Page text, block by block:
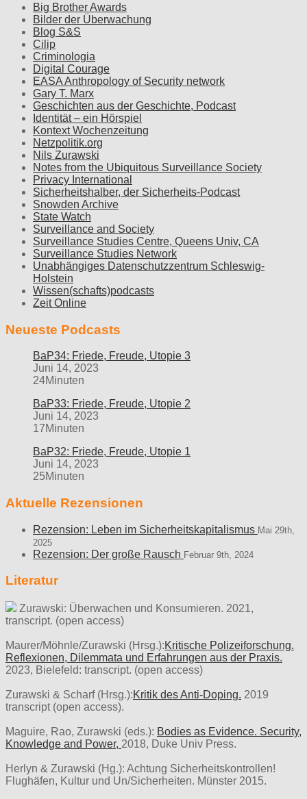
Big Brother Awards
Bilder der Überwachung
Blog S&S
Cilip
Criminologia
Digital Courage
EASA Anthropology of Security network
Gary T. Marx
Geschichten aus der Geschichte, Podcast
Identität – ein Hörspiel
Kontext Wochenzeitung
Netzpolitik.org
Nils Zurawski
Notes from the Ubiquitous Surveillance Society
Privacy International
Sicherheitshalber, der Sicherheits-Podcast
Snowden Archive
State Watch
Surveillance and Society
Surveillance Studies Centre, Queens Univ, CA
Surveillance Studies Network
Unabhängiges Datenschutzzentrum Schleswig-
Holstein
Wissen(schafts)podcasts
Zeit Online
Neueste Podcasts
BaP34: Friede, Freude, Utopie 3
Juni 14, 2023
24Minuten
BaP33: Friede, Freude, Utopie 2
Juni 14, 2023
17Minuten
BaP32: Friede, Freude, Utopie 1
Juni 14, 2023
25Minuten
Aktuelle Rezensionen
Rezension: Leben im Sicherheitskapitalismus Mai 29th,
2025
Rezension: Der große Rausch Februar 9th, 2024
Literatur
Zurawski: Überwachen und Konsumieren. 2021,
transcript. (open access)
Maurer/Möhnle/Zurawski (Hrsg.):Kritische Polizeiforschung.
Reflexionen, Dilemmata und Erfahrungen aus der Praxis.
2023, Bielefeld: transcript. (open access)
Zurawski & Scharf (Hrsg.):Kritik des Anti-Doping. 2019
transcript (open access).
Maguire, Rao, Zurawski (eds.): Bodies as Evidence. Security,
Knowledge and Power, 2018, Duke Univ Press.
Herlyn & Zurawski (Hg.): Achtung Sicherheitskontrollen!
Flughäfen, Kultur und Un/Sicherheiten. Münster 2015.